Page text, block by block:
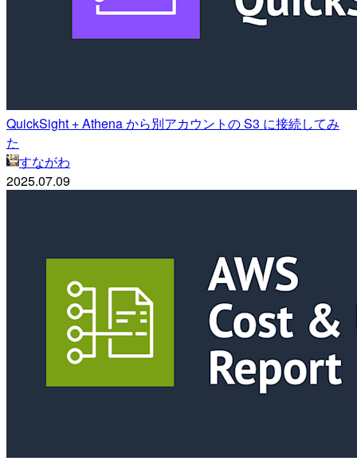
QuickSight + Athena から別アカウントの S3 に接続してみ
た
すながわ
2025.07.09